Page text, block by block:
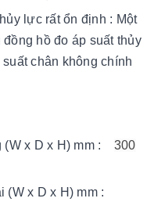
lực rất ổn định : Một
hồ đo áp suất thủy
chân không chính
x D x H) mm :
300
(W x D x H) mm :